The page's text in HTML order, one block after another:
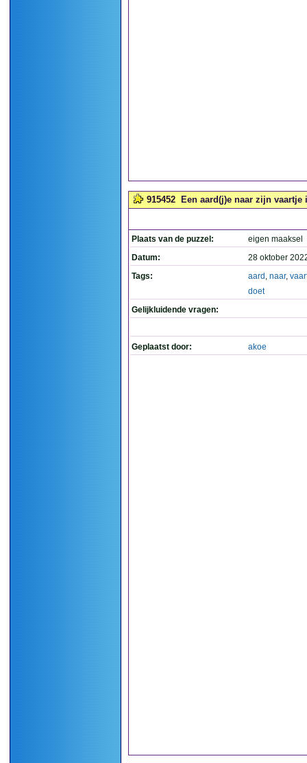
915452 Een aard(j)e naar zijn vaartje
Plaats van de puzzel:
eigen maaksel
Datum:
28 oktober
Tags:
aard , naar,
doet
Gelijkluidende vragen:
Geplaatst door: akoe